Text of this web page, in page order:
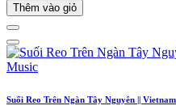
Thêm vào giỏ
Suối Reo Trên Ngàn Tây Nguyên ||